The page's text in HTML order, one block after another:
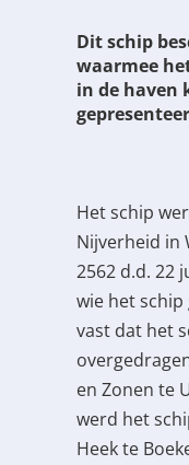
Dit schip
waarmee
in de haven
Het schip
Nijverheid in
2562 d.d. 22
wie het
vast dat het
en Zonen te
werd het
Heek te